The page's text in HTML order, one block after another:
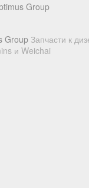
Group
Group Запчасти к
и Weichai